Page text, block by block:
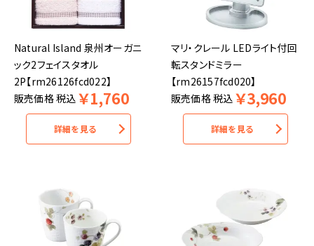
Natural Island 泉州オーガニ
ック2フェイスタオル
2P【rm26126fcd022】
販売価格税込 ￥1,760
詳細を見る
マリ・クレール LEDライト付回
転スタンドミラー
【rm26157fcd020】
販売価格税込 ￥3,960
詳細を見る